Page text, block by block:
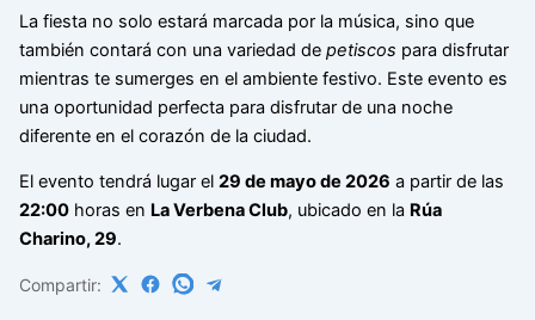
La fiesta no solo estará marcada por la música, sino que
también contará con una variedad de petiscos para disfrutar
mientras te sumerges en el ambiente festivo. Este evento es
una oportunidad perfecta para disfrutar de una noche
diferente en el corazón de la ciudad.
El evento tendrá lugar el 29 de mayo de 2026 a partir de las
22:00horas en La Verbena Club, ubicado en la Rúa
Charino, 29.
Compartir: